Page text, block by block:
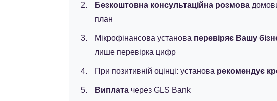
Безкоштовна консультаційна розмова
план
Мікрофінансова установа перевіряє Вашу
лише перевірка цифр
При позитивній оцінці: установа рекомендує
Виплата через GLS Bank